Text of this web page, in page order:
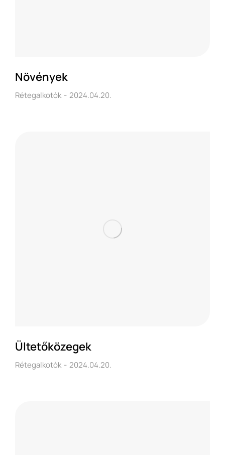
Növények
Rétegalkotók 2024.04.20.
Ültetőközegek
Rétegalkotók 2024.04.20.